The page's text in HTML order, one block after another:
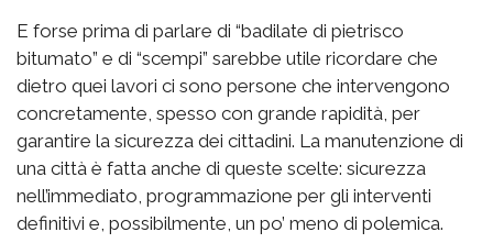
E forse prima di parlare di “badilate di pietrisco
bitumato” e di “scempi” sarebbe utile ricordare che
dietro quei lavori ci sono persone che intervengono
concretamente, spesso con grande rapidità, per
garantire la sicurezza dei cittadini. La manutenzione di
una città è fatta anche di queste scelte: sicurezza
nell’immediato, programmazione per gli interventi
definitivi e, possibilmente, un po’ meno di polemica.